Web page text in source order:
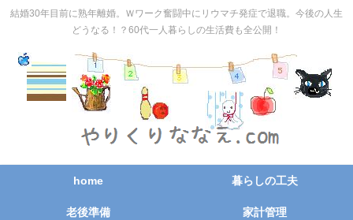
結婚30年目前に熟年離婚。Ｗワーク奮闘中にリウマチ発症で退職。今後の人生
どうなる！？60代一人暮らしの生活費も全公開！
home 暮らしの工夫
老後準備 家計管理